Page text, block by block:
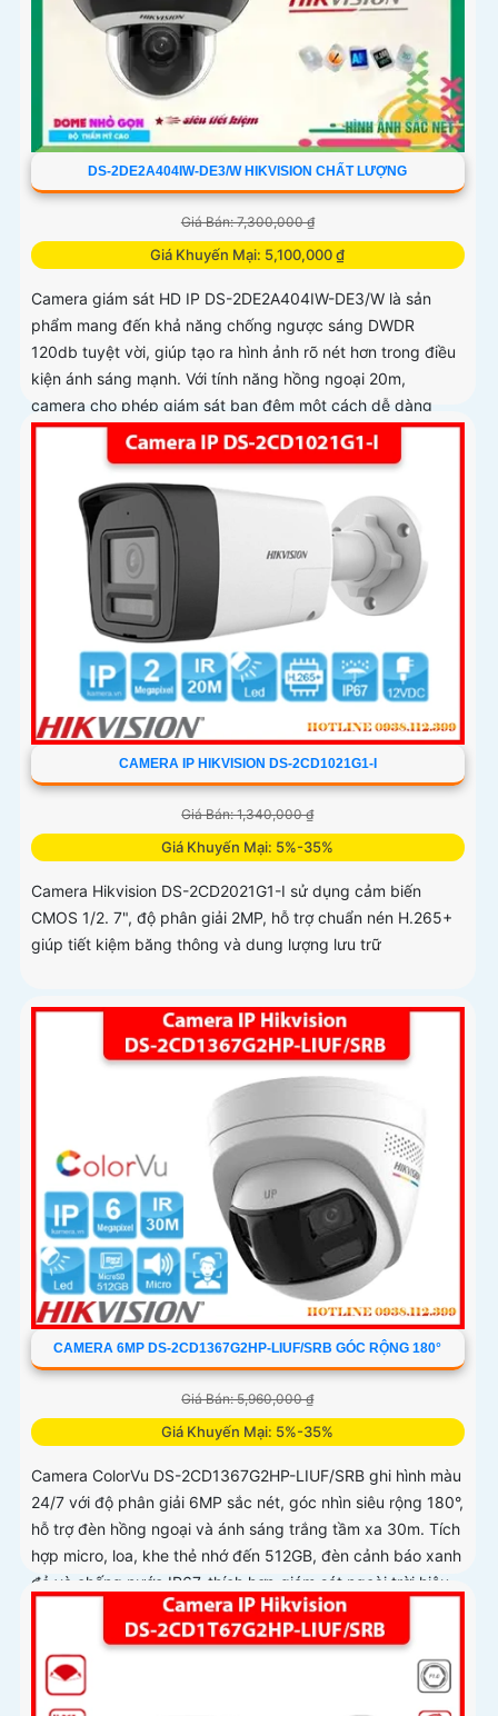
DS-2DE2A404IW-DE3/W HIKVISION CHẤT LƯỢNG
Giá Bán: 7,300,000 ₫
Giá Khuyến Mại: 5,100,000 ₫
Camera giám sát HD IP DS-2DE2A404IW-DE3/W là sản
phẩm mang đến khả năng chống ngược sáng DWDR
120db tuyệt vời, giúp tạo ra hình ảnh rõ nét hơn trong điều
kiện ánh sáng mạnh. Với tính năng hồng ngoại 20m,
camera cho phép giám sát ban đêm một cách dễ dàng
CAMERA IP HIKVISION DS-2CD1021G1-I
Giá Bán: 1,340,000 ₫
Giá Khuyến Mại: 5%-35%
Camera Hikvision DS-2CD2021G1-I sử dụng cảm biến
CMOS 1/2. 7", độ phân giải 2MP, hỗ trợ chuẩn nén H.265+
giúp tiết kiệm băng thông và dung lượng lưu trữ
CAMERA 6MP DS-2CD1367G2HP-LIUF/SRB GÓC RỘNG 180°
Giá Bán: 5,960,000 ₫
Giá Khuyến Mại: 5%-35%
Camera ColorVu DS-2CD1367G2HP-LIUF/SRB ghi hình màu
24/7 với độ phân giải 6MP sắc nét, góc nhìn siêu rộng 180°,
hỗ trợ đèn hồng ngoại và ánh sáng trắng tầm xa 30m. Tích
hợp micro, loa, khe thẻ nhớ đến 512GB, đèn cảnh báo xanh
đỏ và chống nước IP67, thích hợp giám sát ngoài trời hiệu